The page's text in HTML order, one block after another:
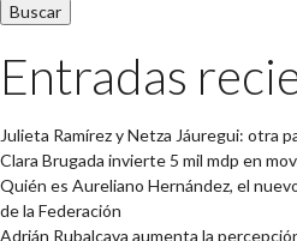
Entradas
Julieta Ramírez y Netza Jáuregui: otra
Clara Brugada invierte 5 mil mdp en
Quién es Aureliano Hernández, el
de la Federación
Adrián Rubalcava aumenta la